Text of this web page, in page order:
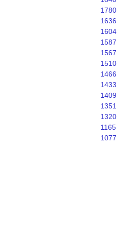
1780
1636
1604
1587
1567
1510
1466
1433
1409
1351
1320
1165
1077